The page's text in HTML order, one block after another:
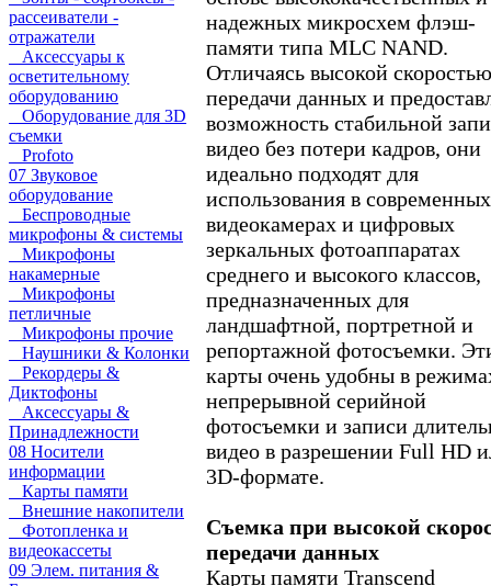
рассеиватели -
отражатели
Аксессуары к
осветительному
оборудованию
Оборудование для 3D
съемки
Profoto
07 Звуковое
оборудование
Беспроводные
микрофоны & системы
Микрофоны
накамерные
Микрофоны
петличные
Микрофоны прочие
Наушники & Колонки
Рекордеры &
Диктофоны
Аксессуары &
Принадлежности
08 Носители
информации
Карты памяти
Внешние накопители
Фотопленка и
видеокассеты
09 Элем. питания &
надежных микросхем флэш-
памяти типа MLC NAND.
Отличаясь высокой скоростью
передачи данных и
возможность стабильной
видео без потери кадров, они
идеально подходят для
использования в современных
видеокамерах и цифровых
зеркальных фотоаппаратах
среднего и высокого классов,
предназначенных для
ландшафтной, портретной и
репортажной фотосъемки.
карты очень удобны в
непрерывной серийной
фотосъемки и записи
видео в разрешении Full HD
3D-формате.
Съемка при высокой
передачи данных
Карты памяти Transcend